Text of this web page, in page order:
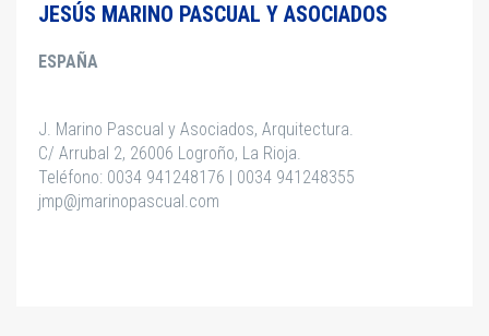
JESÚS MARINO PASCUAL Y ASOCIADOS
ESPAÑA
J. Marino Pascual y Asociados, Arquitectura.
C/ Arrubal 2, 26006 Logroño, La Rioja.
Teléfono: 0034 941248176 | 0034 941248355
jmp@jmarinopascual.com